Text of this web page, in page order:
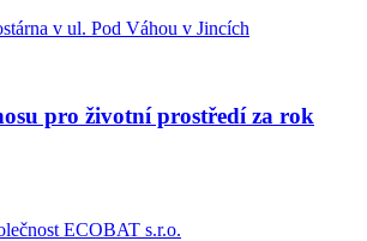
v ul. Pod Váhou v Jincích
pro životní prostředí za rok
ECOBAT s.r.o.